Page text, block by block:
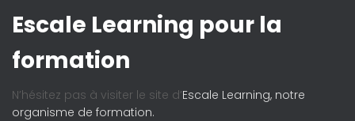
Escale Learning pour la
formation
N’hésitez pas à visiter le site d’Escale Learning, notre
organisme de formation.